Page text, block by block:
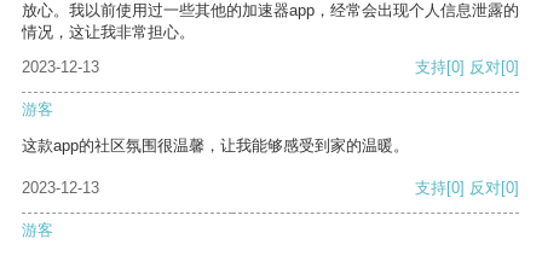
放心。我以前使用过一些其他的加速器app，经常会出现个人信息泄露的
情况，这让我非常担心。
2023-12-13
支持[0] 反对[0]
游客
这款app的社区氛围很温馨，让我能够感受到家的温暖。
2023-12-13 支持[0] 反对[0]
游客